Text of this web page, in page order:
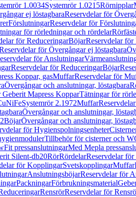
1.0034Systemrör 1.0215Rörnipplar
ej löstagbaraReservdelar för
FörslutningarReservdelar för
för rörledningar och rördelar
för ReduceringarBöjarReservdelar för
för Övergångar ej löstagbara
för Anslutningar
Reservdelar för ReduceringarBöjar
Koppar, gasMuffarReservdelar för
Övergångar och anslutningar, löstagbara
Mapress KopparTätningar för
Systemrör 2.1972Muffar
Övergångar och anslutningar,
BöjarÖvergångar och anslutningar,
för Hygienspolningsenheter
Tillbehör för cisterner och
pressanslutningarMed Mepla
Silent-db20RörRördelarReservdelar
för KopplingarSvetskopplingarMuffar
AnslutningsböjarReservdelar för
PackningarFörbrukningsmaterial
RensrörReservdelar för